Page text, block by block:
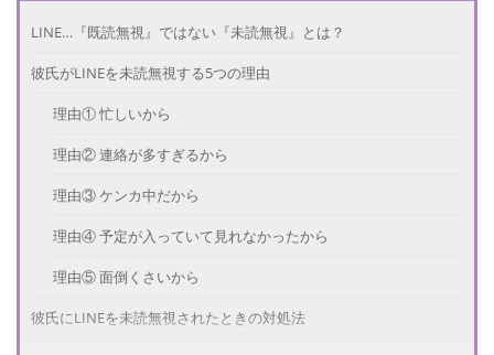
LINE…『既読無視』ではない『未読無視』とは？
彼氏がLINEを未読無視する5つの理由
理由① 忙しいから
理由② 連絡が多すぎるから
理由③ ケンカ中だから
理由④ 予定が入っていて見れなかったから
理由⑤ 面倒くさいから
彼氏にLINEを未読無視されたときの対処法